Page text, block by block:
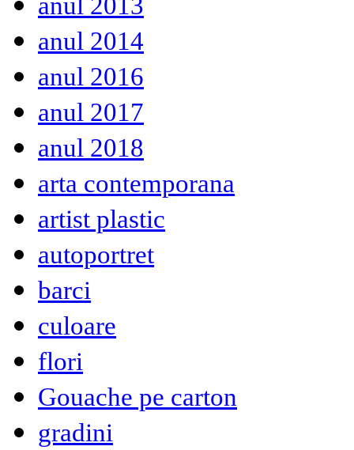
anul 2014
anul 2016
anul 2017
anul 2018
arta contemporana
artist plastic
autoportret
barci
culoare
flori
Gouache pe carton
gradini